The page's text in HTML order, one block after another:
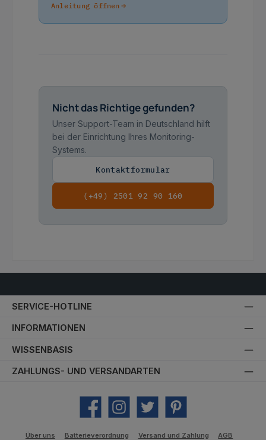
Anleitung öffnen
Nicht das Richtige gefunden?
Unser Support-Team in Deutschland hilft
bei der Einrichtung Ihres Monitoring-
Systems.
Kontaktformular
(+49) 2501 92 90 160
SERVICE-HOTLINE
INFORMATIONEN
WISSENBASIS
ZAHLUNGS- UND VERSANDARTEN
Facebook Instagram Twitter Pinterest
Über uns Batterieverordnung Versand und Zahlung AGB